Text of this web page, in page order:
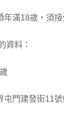
年滿18歲，須
資料：
屯門建發街11